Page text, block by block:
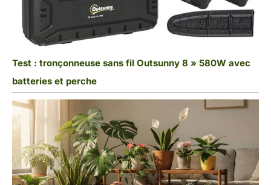
Test : tronçonneuse sans fil Outsunny 8 » 580W avec
batteries et perche